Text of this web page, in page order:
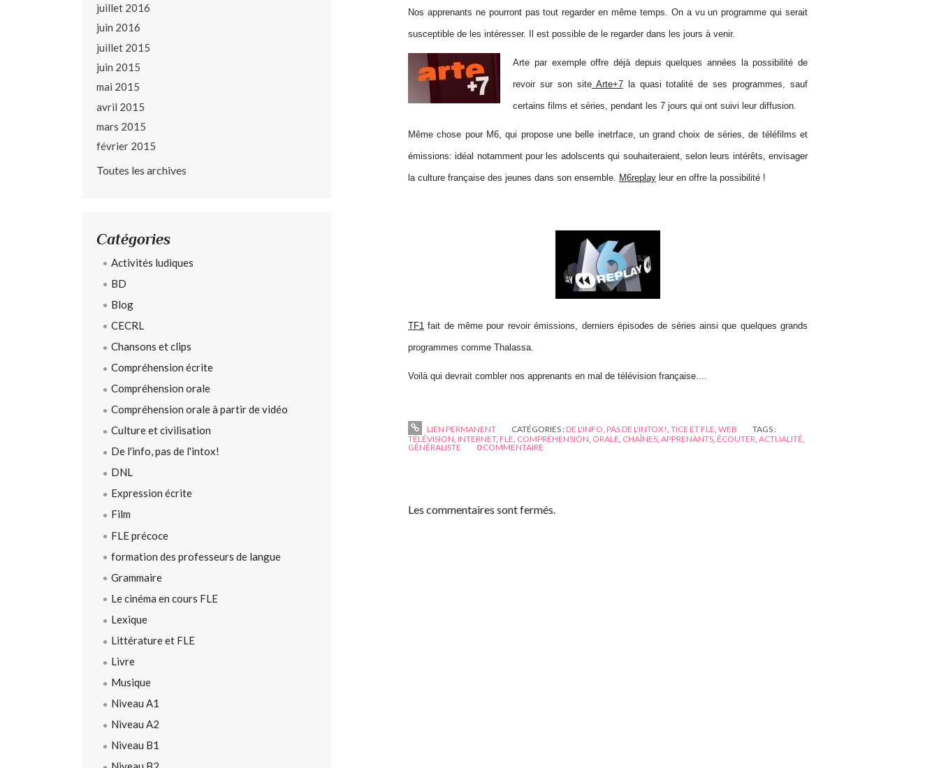
juillet 2016
juin 2016
juillet 2015
juin 2015
mai 2015
avril 2015
mars 2015
février 2015
Toutes les archives
Catégories
Activités ludiques
BD
Blog
CECRL
Chansons et clips
Compréhension écrite
Compréhension orale
Compréhension orale à partir de vidéo
Culture et civilisation
De l'info, pas de l'intox!
DNL
Expression écrite
Film
FLE précoce
formation des professeurs de langue
Grammaire
Le cinéma en cours FLE
Lexique
Littérature et FLE
Livre
Musique
Niveau A1
Niveau A2
Niveau B1
Nos apprenants ne pourront pas tout regarder en même temps. On a vu un programme qui serait
susceptible de les intéresser. Il est possible de le regarder dans les jours à venir.
Arte par exemple offre déjà depuis quelques années la possibilité de
revoir sur son siteArte+7la quasi totalité de ses programmes, sauf
certains films et séries, pendant les 7 jours qui ont suivi leur diffusion.
Même chose pour M6, qui propose une belle inetrface, un grand choix de séries, de téléfilms et
émissions: idéal notamment pour les adolscents qui souhaiteraient, selon leurs intérêts, envisager
la culture française des jeunes dans son ensemble. M6replay leur en offre la possibilité !
TF1 fait de même pour revoir émissions, derniers épisodes de séries ainsi que quelques grands
programmes comme Thalassa.
Voilà qui devrait combler nos apprenants en mal de télévision française....
LIEN PERMANENT CATÉGORIES : DE L'INFO, PAS DE L'INTOX! TICE ET FLE WEB
TAGS :
TÉLÉVISION, INTERNET, FLE, COMPRÉHENSION, ORALE, CHAÎNES, APPRENANTS, ÉCOUTER, ACTUALITÉ,
GÉNÉRALISTE
0 COMMENTAIRE
Les commentaires sont fermés.